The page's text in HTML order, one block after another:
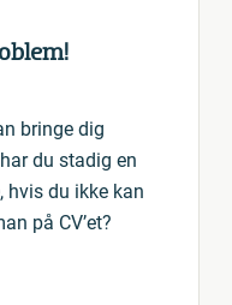
bringe dig
du stadig en
hvis du ikke kan
på CV’et?